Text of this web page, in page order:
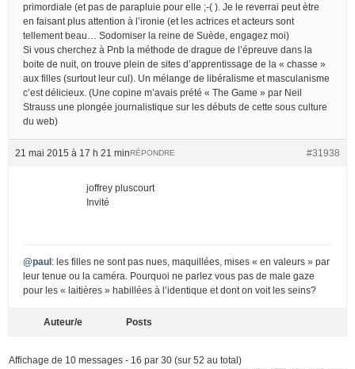
primordiale (et pas de parapluie pour elle ;-( ). Je le reverrai peut ètre
en faisant plus attention à l’ironie (et les actrices et acteurs sont
tellement beau… Sodomiser la reine de Suède, engagez moi)
Si vous cherchez à Pnb la méthode de drague de l’épreuve dans la
boite de nuit, on trouve plein de sites d’apprentissage de la « chasse »
aux filles (surtout leur cul). Un mélange de libéralisme et masculanisme
c’est délicieux. (Une copine m’avais prété « The Game » par Neil
Strauss une plongée journalistique sur les débuts de cette sous culture
du web)
21 mai 2015 à 17 h 21 min #31938
RÉPONDRE
joffrey pluscourt
Invité
@paul: les filles ne sont pas nues, maquillées, mises « en valeurs » par
leur tenue ou la caméra. Pourquoi ne parlez vous pas de male gaze
pour les « laitières » habillées à l’identique et dont on voit les seins?
Auteur/e Posts
Affichage de 10 messages - 16 par 30 (sur 52 au total)